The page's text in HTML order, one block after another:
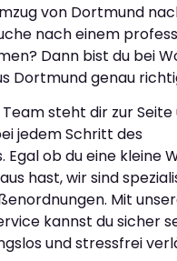
von Dortmund
nach einem
Dann bist du bei
Dortmund genau
steht dir zur Seite
jedem Schritt des
Egal ob du eine kleine
hast, wir sind
Mit
kannst du sicher
und stressfrei